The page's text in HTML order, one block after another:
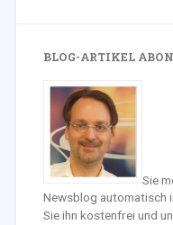
BLOG-ARTIKEL
Sie
Newsblog automatisch
Sie ihn kostenfrei und